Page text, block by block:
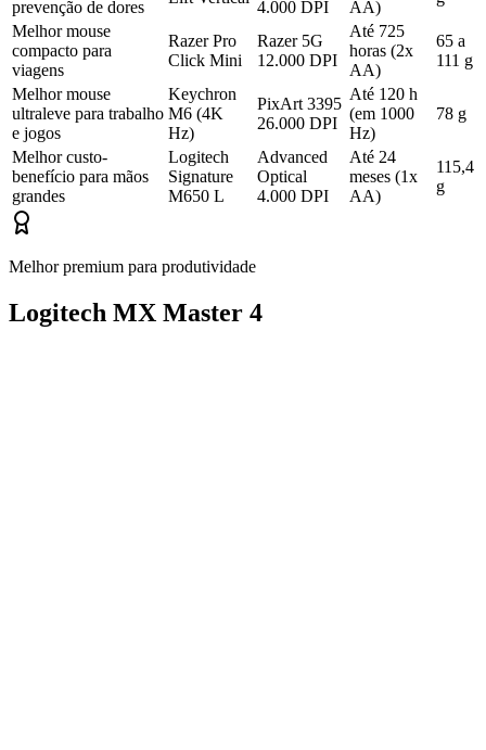
prevenção de dores
4.000 DPI
AA)
Melhor mouse
compacto para
viagens
Razer Pro
Click Mini
Razer 5G
12.000 DPI
Até 725
horas (2x
AA)
65 a
111 g
Melhor mouse
ultraleve para trabalho
e jogos
Keychron
M6 (4K
Hz)
PixArt 3395
26.000 DPI
Até 120 h
(em 1000
Hz)
78 g
Melhor custo-
benefício para mãos
grandes
Logitech
Signature
M650 L
Advanced
Optical
4.000 DPI
Até 24
meses (1x
AA)
115,4
g
Melhor premium para produtividade
Logitech MX Master 4